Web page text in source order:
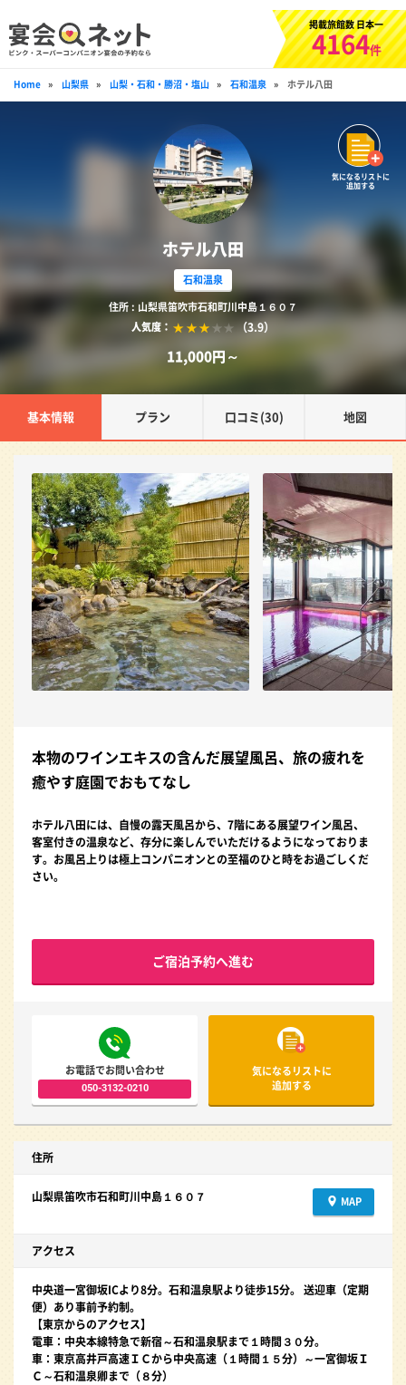
掲載旅館数 日本一
4164件
Home » 山梨県 » 山梨・石和・勝沼・塩山 » 石和温泉 » ホテル八田
ホテル八田
石和温泉
住所 : 山梨県笛吹市石和町川中島１６０７
人気度：
（3.9）
11,000円～
気になるリストに
追加する
基本情報 プラン 口コミ(30) 地図
本物のワインエキスの含んだ展望風呂、旅の疲れを
癒やす庭園でおもてなし
ホテル八田には、自慢の露天風呂から、7階にある展望ワイン風呂、
客室付きの温泉など、存分に楽しんでいただけるようになっておりま
す。お風呂上りは極上コンパニオンとの至福のひと時をお過ごしくだ
さい。
ご宿泊予約へ進む
お電話でお問い合わせ
050-3132-0210
気になるリストに
追加する
住所
MAP
山梨県笛吹市石和町川中島１６０７
アクセス
中央道一宮御坂ICより8分。石和温泉駅より徒歩15分。 送迎車（定期
便）あり事前予約制。
【東京からのアクセス】
電車：中央本線特急で新宿～石和温泉駅まで１時間３０分。
車：東京高井戸高速ＩＣから中央高速（１時間１５分）～一宮御坂Ｉ
Ｃ～石和温泉卿まで（８分）